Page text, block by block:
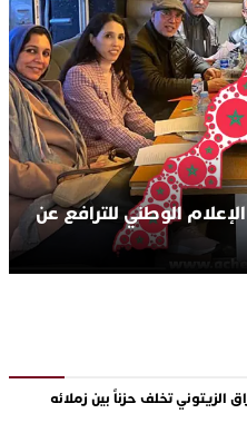
الوطني للترافع عن
الزيتوني تخلف حزناً بين زملائه